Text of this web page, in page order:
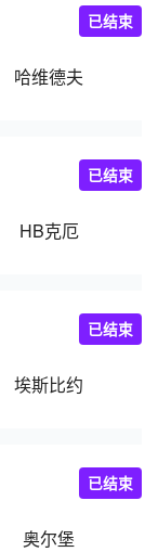
哈维德夫
已结束
HB克厄
已结束
埃斯比约
已结束
奥尔堡
已结束